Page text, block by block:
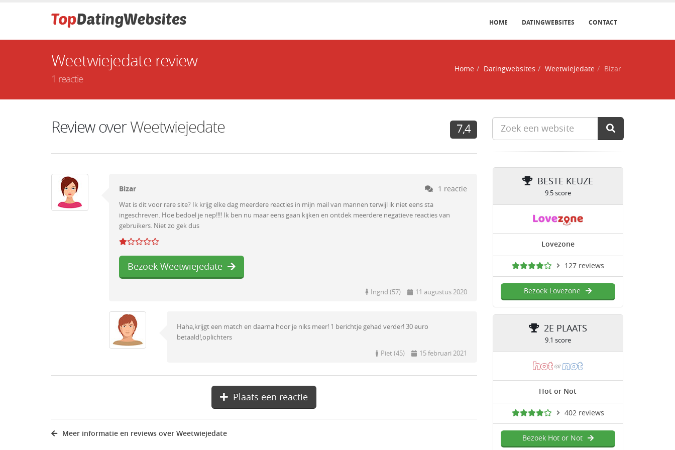
HOME DATINGWEBSITES CONTACT
Weetwiejedate review
1 reactie
Home Datingwebsites Weetwiejedate Bizar
Review overWeetwiejedate 7,4
Bizar 1 reactie
Wat is dit voor rare site? Ik krijg elke dag meerdere reacties in mijn mail van mannen terwijl ik niet eens sta
ingeschreven. Hoe bedoel je nep!!!! Ik ben nu maar eens gaan kijken en ontdek meerdere negatieve reacties van
gebruikers. Niet zo gek dus
Bezoek Weetwiejedate
Ingrid (57) 11 augustus 2020
Haha,krijgt een match en daarna hoor je niks meer! 1 berichtje gehad verder! 30 euro
betaald!,oplichters
Piet (45) 15 februari 2021
Plaats een reactie
Meer informatie en reviews over Weetwiejedate
BESTE KEUZE
9.5 score
Lovezone
127 reviews
Bezoek Lovezone
2E PLAATS
9.1 score
Hot or Not
402 reviews
Bezoek Hot or Not